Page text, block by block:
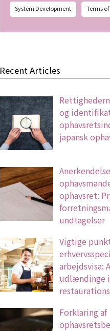
System Development Terms of
Recent Articles
og
japansk
ophavsret:
undtagelser
Vigtige
arbejdsvisa:
udlændinge i
Forklaring af